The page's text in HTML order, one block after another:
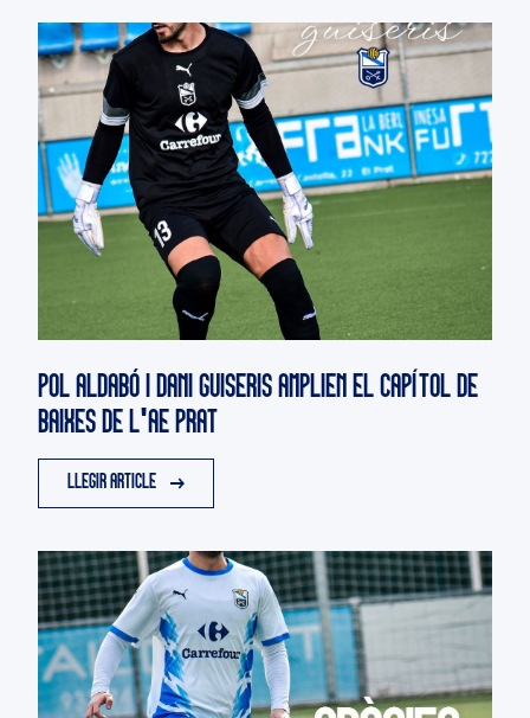
POL ALDABÓ I DANI GUISERIS AMPLIEN EL CAPÍTOL DE
BAIXES DE L'AE PRAT
LLEGIR ARTICLE